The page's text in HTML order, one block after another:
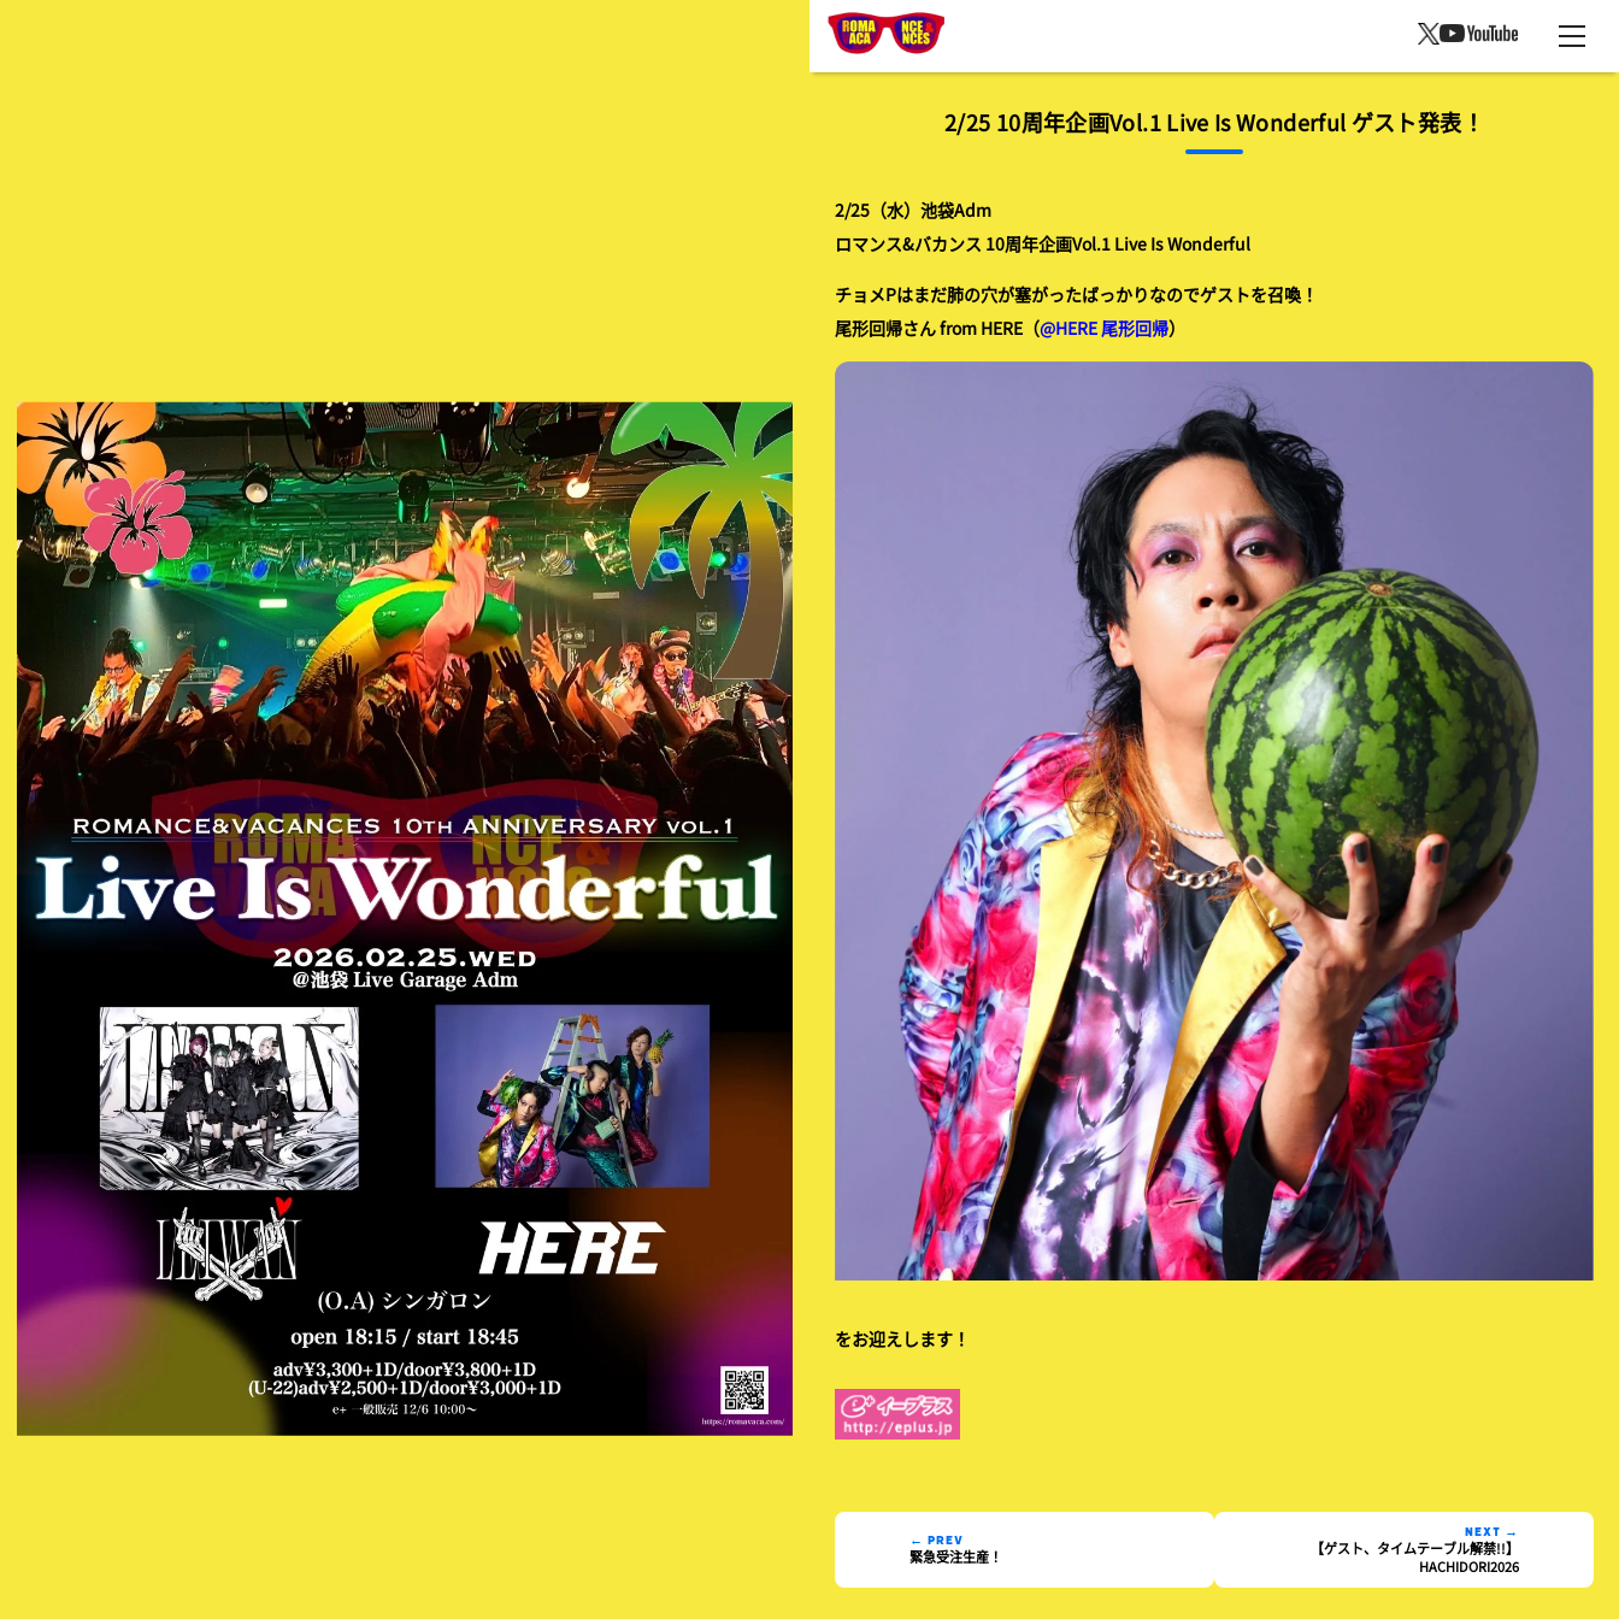
2/25 10周年企画Vol.1 Live Is Wonderful ゲスト発表！
2/25（水）池袋Adm
ロマンス&バカンス 10周年企画Vol.1 Live Is Wonderful
チョメPはまだ肺の穴が塞がったばっかりなのでゲストを召喚！
尾形回帰さん from HERE（@HERE 尾形回帰）
をお迎えします！
← PREV
緊急受注生産！
NEXT →
【ゲスト、タイムテーブル解禁!!】
HACHIDORI2026